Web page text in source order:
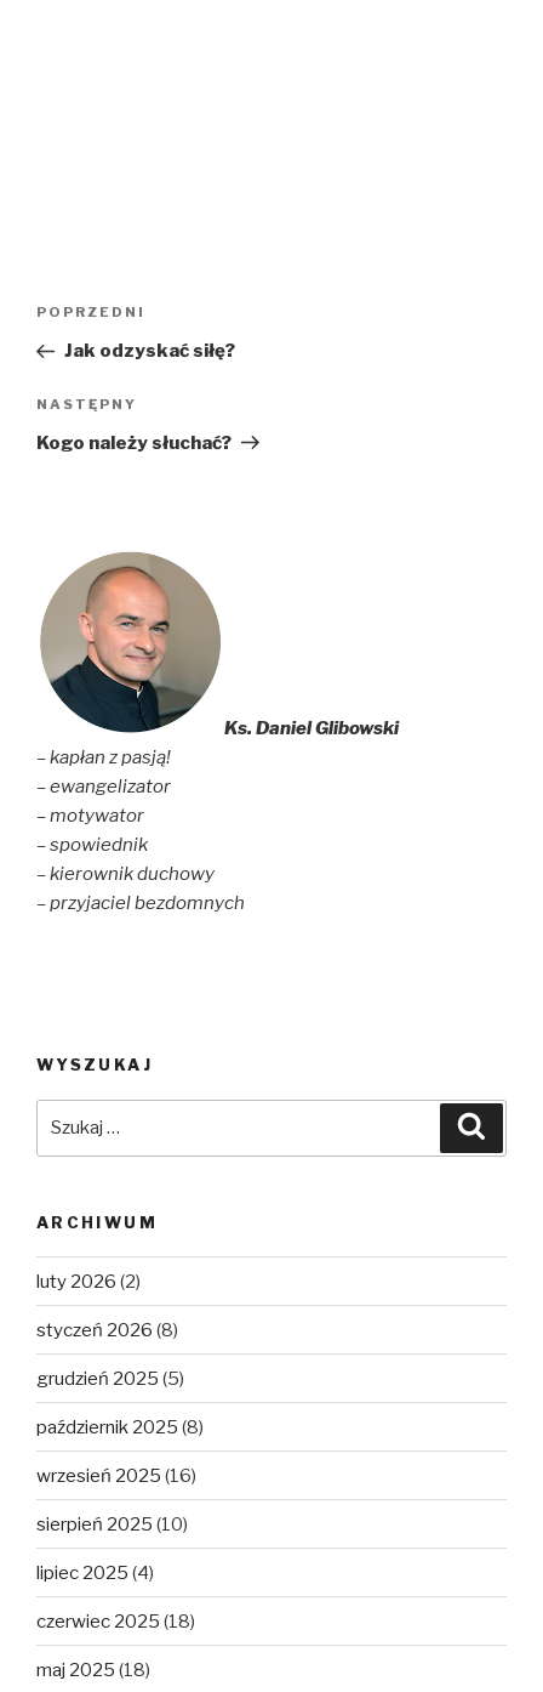
Poprzedni
wpis
POPRZEDNI
Jak odzyskać siłę?
Następny
wpis
NASTĘPNY
Kogo należy słuchać?
Ks. Daniel Glibowski
– kapłan z pasją!
– ewangelizator
– motywator
– spowiednik
– kierownik duchowy
– przyjaciel bezdomnych
WYSZUKAJ
ARCHIWUM
luty 2026 (2)
styczeń 2026 (8)
grudzień 2025 (5)
październik 2025 (8)
wrzesień 2025 (16)
sierpień 2025 (10)
lipiec 2025 (4)
czerwiec 2025 (18)
maj 2025 (18)